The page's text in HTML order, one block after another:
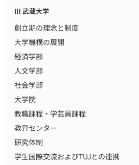
Ⅲ 武蔵大学
創立期の理念と制度
大学機構の展開
経済学部
人文学部
社会学部
大学院
教職課程・学芸員課程
教育センター
研究体制
学生国際交流およびTUJとの連携
根津が，教育を通じて国家に貢献す
1909（明治42）年渋沢栄一率いる渡
６大都市の商業会議所を中心とした民
アメリカに渡り，アメリカの富豪，実
通じ，彼らの社会貢献と利益還元のあ
ことにあると考えられる。
その後，たまたま，1915（大正4）
中，大分県理事官本間則忠が根津を訪
いて勧説した。本間はこれ以前，山梨
ら，その時期に根津の知遇を得てい
間が栃木県理事官に転任してからも，
自宅に招き，協議を重ねた。